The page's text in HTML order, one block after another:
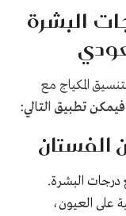
البشرة
المكياج مع
فيمكن تطبيق التالي:
الفستان
درجات البشرة.
على العيون،